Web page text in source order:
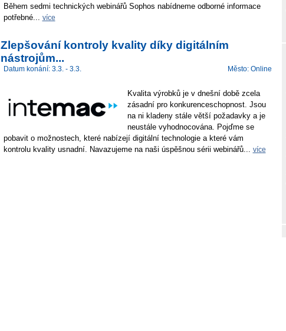
Během sedmi technických webinářů Sophos nabídneme odborné informace
potřebné... více
Zlepšování kontroly kvality díky digitálním
nástrojům...
Datum konání: 3.3. - 3.3. Město: Online
Kvalita výrobků je v dnešní době zcela
zásadní pro konkurenceschopnost. Jsou
na ni kladeny stále větší požadavky a je
neustále vyhodnocována. Pojďme se
pobavit o možnostech, které nabízejí digitální technologie a které vám
kontrolu kvality usnadní. Navazujeme na naši úspěšnou sérii webinářů... více